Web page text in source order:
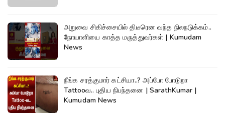
அறுவை சிகிச்சையில் திடீரென வந்த நிலநடுக்கம்..
நோயாளியை காத்த மருத்துவர்கள் | Kumudam
News
நீங்க சரத்குமார் கட்சியா..? அப்போ போடுறா
Tattooவ.. புதிய நிபந்தனை | SarathKumar |
Kumudam News